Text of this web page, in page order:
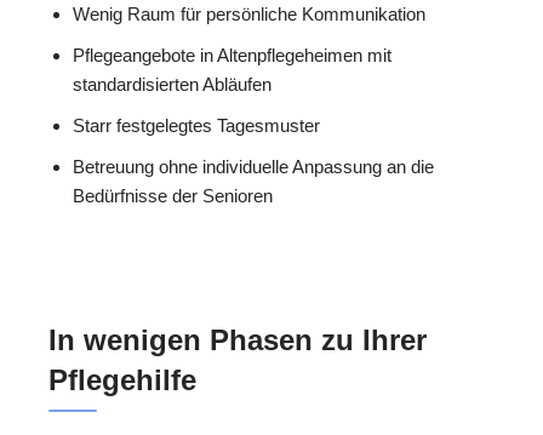
Wenig Raum für persönliche Kommunikation
Pflegeangebote in Altenpflegeheimen mit
standardisierten Abläufen
Starr festgelegtes Tagesmuster
Betreuung ohne individuelle Anpassung an die
Bedürfnisse der Senioren
In wenigen Phasen zu Ihrer
Pflegehilfe